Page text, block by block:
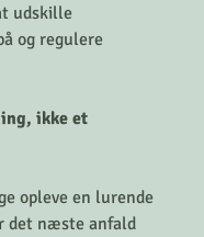
udskille
og regulere
ikke et
opleve en lurende
det næste anfald